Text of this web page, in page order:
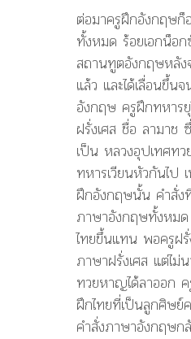
ต่อมาครูฝึกอังกฤษก็
ทั้งหมด ร้อยเอกน็อก
สถานทูตอังกฤษหลัง
แล้ว และได้เลื่อนขึ้น
อังกฤษ ครูฝึกทหาร
ฝรั่งเศส ชื่อ ลามาช
เป็น หลวงอุปเทศท
ทหารเวียนหัวกันไป
ฝึกอังกฤษนั้น คำสั่ง
ภาษาอังกฤษทั้งหมด
ไทยขึ้นแทน พอครูฝรั่
ภาษาฝรั่งเศส แต่ไม่
ทวยหาญได้ลาออก
ฝึกไทยที่เป็นลูกศิษย์
คำสั่งภาษาอังกฤษก